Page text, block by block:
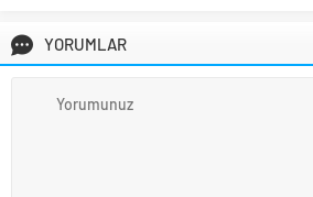
YORUMLAR